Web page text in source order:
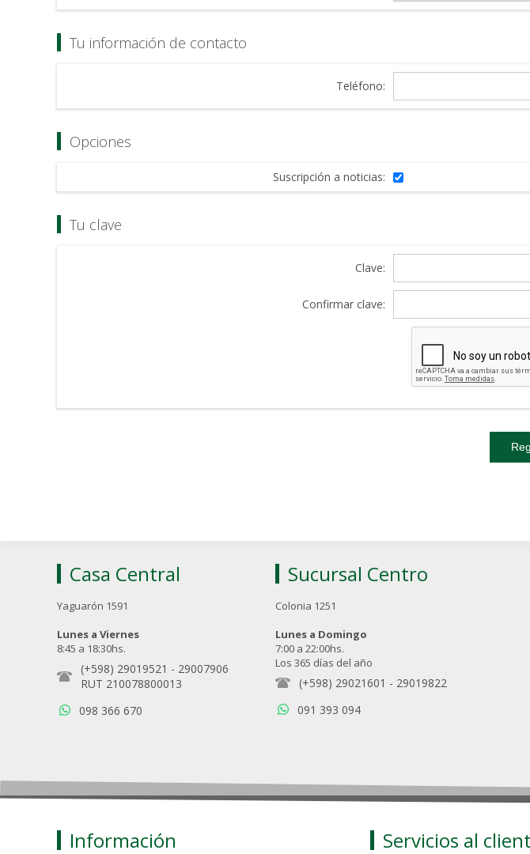
Tu información de contacto
Teléfono:
Opciones
Suscripción a noticias:
Tu clave
Clave:
Confirmar clave:
Casa Central
Yaguarón 1591
Lunes a Viernes
8:45 a 18:30hs.
(+598) 29019521 - 29007906
RUT 210078800013
098 366 670
Sucursal Centro
Colonia 1251
Lunes a Domingo
7:00 a 22:00hs.
Los 365 días del año
(+598) 29021601 - 29019822
091 393 094
Información Servicios al